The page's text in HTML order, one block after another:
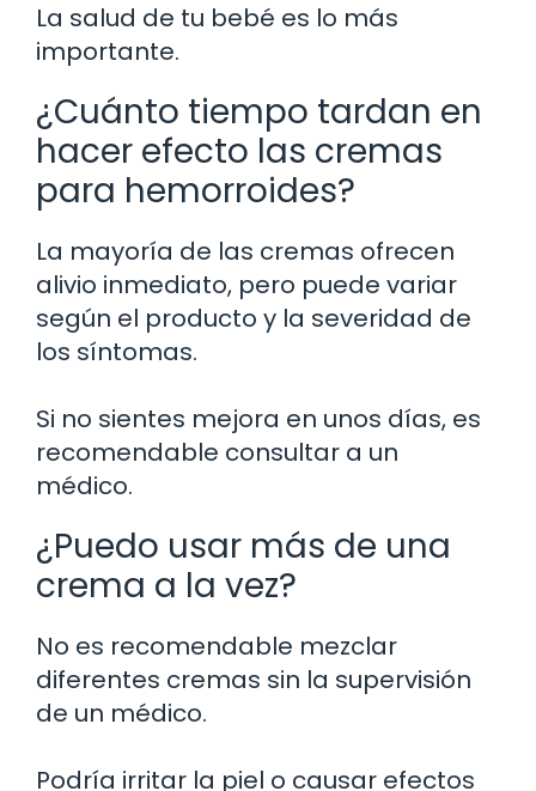
La salud de tu bebé es lo más
importante.
¿Cuánto tiempo tardan en
hacer efecto las cremas
para hemorroides?
La mayoría de las cremas ofrecen
alivio inmediato, pero puede variar
según el producto y la severidad de
los síntomas.
Si no sientes mejora en unos días, es
recomendable consultar a un
médico.
¿Puedo usar más de una
crema a la vez?
No es recomendable mezclar
diferentes cremas sin la supervisión
de un médico.
Podría irritar la piel o causar efectos